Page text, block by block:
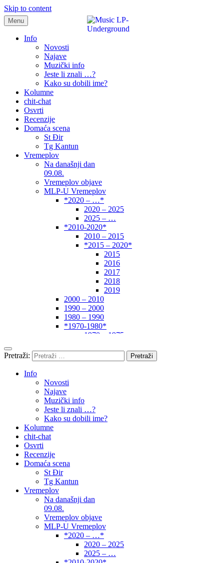
Skip to content
samo muzika i …..
Menu
Info
Novosti
Najave
Muzički info
Jeste li znali …?
Kako su dobili ime?
Kolumne
chit-chat
Osvrti
Recenzije
Domaća scena
St Đir
Tg Kantun
Vremeplov
Na današnji dan
09.08.
Vremeplov objave
MLP-U Vremeplov
*2020 – …*
2020 – 2025
2025 – …
*2010-2020*
2010 – 2015
*2015 – 2020*
2015
2016
2017
2018
2019
2000 – 2010
1990 – 2000
1980 – 1990
*1970-1980*
1970 – 1975
1960 – 1970
1950 – 1960
Autori
Pretraži:
Info
Novosti
Najave
Muzički info
Jeste li znali …?
Kako su dobili ime?
Kolumne
chit-chat
Osvrti
Recenzije
Domaća scena
St Đir
Tg Kantun
Vremeplov
Na današnji dan
09.08.
Vremeplov objave
MLP-U Vremeplov
*2020 – …*
2020 – 2025
2025 – …